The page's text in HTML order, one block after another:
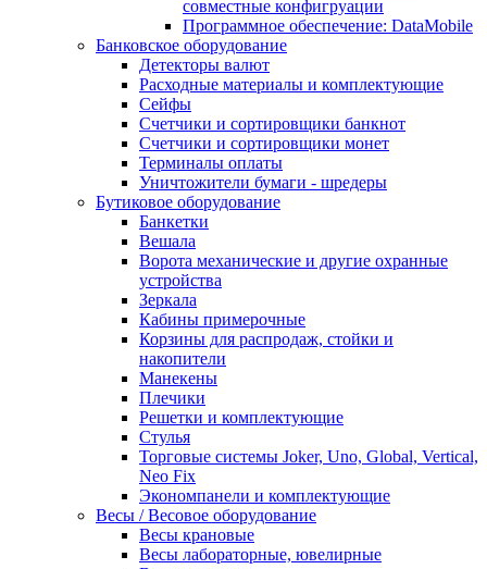
совместные конфигруации
Программное обеспечение: DataMobile
Банковское оборудование
Детекторы валют
Расходные материалы и комплектующие
Сейфы
Счетчики и сортировщики банкнот
Счетчики и сортировщики монет
Терминалы оплаты
Уничтожители бумаги - шредеры
Бутиковое оборудование
Банкетки
Вешала
Ворота механические и другие охранные
устройства
Зеркала
Кабины примерочные
Корзины для распродаж, стойки и
накопители
Манекены
Плечики
Решетки и комплектующие
Стулья
Торговые системы Joker, Uno, Global, Vertical,
Neo Fix
Экономпанели и комплектующие
Весы / Весовое оборудование
Весы крановые
Весы лабораторные, ювелирные